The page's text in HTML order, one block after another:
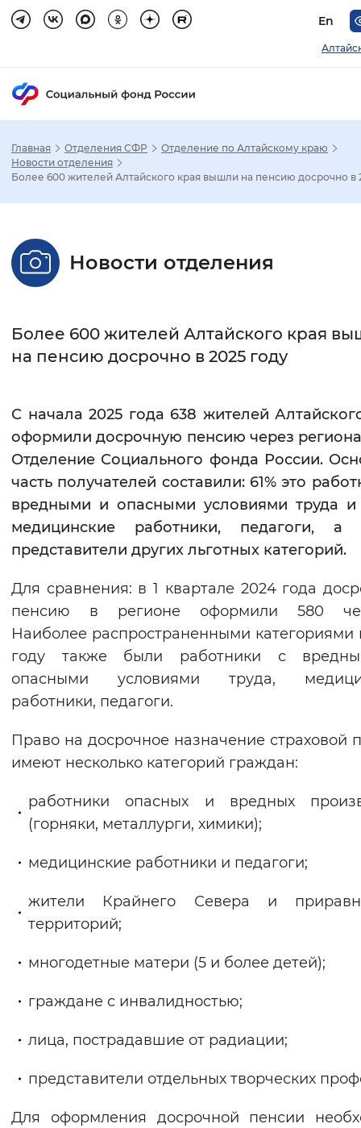
En
Настройка режима отображения
Стандартный Увеличенный
С засечками
Нормальный Увеличенный
Цвет сайта
Синий фон
Включены Выключены
Звуковой ассистент
Воспроизвести Остановить
Вернуть стандартные настройки
Главная Отделения СФР
Отделение по Алтайскому краю
Новости отделения
Более 600 жителей Алтайского края вышли на пенсию досрочно в
Новости отделения
Более 600 жителей Алтайского края
на пенсию досрочно в 2025 году
С начала 2025 года 638 жителей
оформили досрочную пенсию через
Отделение Социального фонда России.
часть получателей составили: 61% это
вредными и опасными условиями труда и
медицинские работники, педагоги, а
представители других льготных категорий.
Для сравнения: в 1 квартале 2024 года
пенсию в регионе оформили 580
Наиболее распространенными категориями
году также были работники с
опасными условиями труда,
работники, педагоги.
Право на досрочное назначение страховой
имеют несколько категорий граждан:
работники опасных и вредных
(горняки, металлурги, химики);
медицинские работники и педагоги;
жители Крайнего Севера и
территорий;
многодетные матери (5 и более детей);
граждане с инвалидностью;
лица, пострадавшие от радиации;
представители отдельных творческих
Для оформления досрочной пенсии